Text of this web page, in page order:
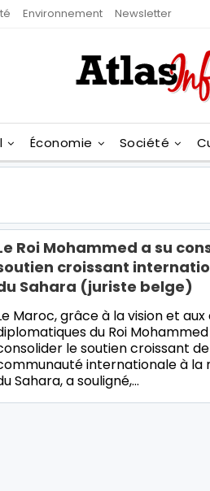
Environnement Newsletter
Économie Société
Roi Mohammed a su
croissant
Sahara (juriste belge)
Maroc, grâce à la vision et aux
du Roi Mohammed
le soutien croissant
internationale à la
Sahara, a souligné,…